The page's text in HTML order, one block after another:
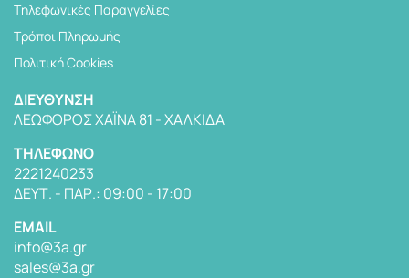
Tηλεφωνικές Παραγγελίες
Τρόποι Πληρωμής
Πολιτική Cookies
ΔΙΕΎΘΥΝΣΗ
ΛΕΩΦΌΡΟΣ ΧΑΪΝΆ 81 - ΧΑΛΚΊΔΑ
TΗΛΈΦΩΝΟ
2221240233
ΔΕΥΤ. - ΠΑΡ.: 09:00 - 17:00
EMAIL
info@3a.gr
sales@3a.gr